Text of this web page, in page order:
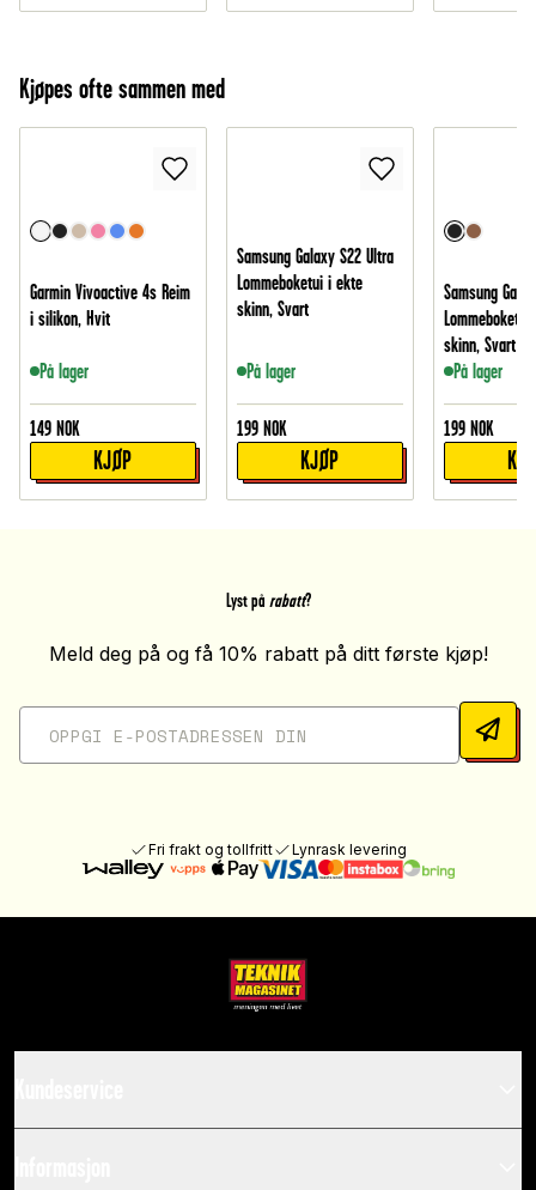
Kjøpes ofte sammen med
Garmin Vivoactive 4s Reim
i silikon, Hvit
På lager
149 NOK
KJØP
Samsung Galaxy S22 Ultra
Lommeboketui i ekte
skinn, Svart
På lager
199 NOK
KJØP
Samsung
skinn, Svart
På lager
199 NOK
Lyst på rabatt?
Meld deg på og få 10% rabatt på ditt første kjøp!
Fri frakt og tollfritt Lynrask levering